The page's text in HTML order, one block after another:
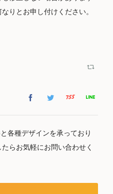
りとお申し付けください。
各種デザインを承っており
らお気軽にお問い合わせく